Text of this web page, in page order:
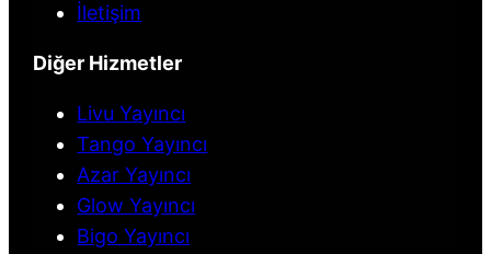
İletişim
Diğer Hizmetler
Livu Yayıncı
Tango Yayıncı
Azar Yayıncı
Glow Yayıncı
Bigo Yayıncı